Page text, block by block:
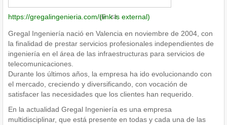
https://gregalingenieria.com/(link is external)
Gregal Ingeniería nació en Valencia en noviembre de 2004, con
la finalidad de prestar servicios profesionales independientes de
ingeniería en el área de las infraestructuras para servicios de
telecomunicaciones.
Durante los últimos años, la empresa ha ido evolucionando con
el mercado, creciendo y diversificando, con vocación de
satisfacer las necesidades que los clientes han requerido.
En la actualidad Gregal Ingeniería es una empresa
multidisciplinar, que está presente en todas y cada una de las